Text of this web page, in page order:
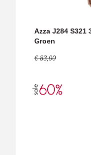
Azza J284 S321
Groen
€ 83,90